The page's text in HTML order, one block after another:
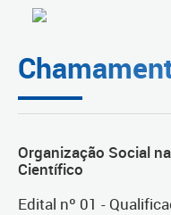
Organização Social
Científico
Edital nº 01 -